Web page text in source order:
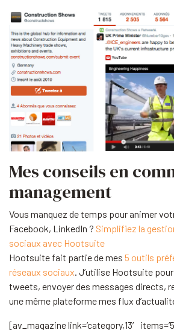
Mes conseils en
management
Vous manquez de temps pour animer
Facebook, LinkedIn ? Simplifiez la
sociaux avec Hootsuite
Hootsuite fait partie de mes 5 outils
réseaux sociaux. J’utilise Hootsuite
tweets, envoyer des messages directs,
une même plateforme mes flux
[av_magazine link=’category,13′